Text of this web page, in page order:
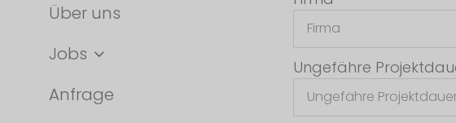
Ungefähre
Über uns
Jobs
Anfrage